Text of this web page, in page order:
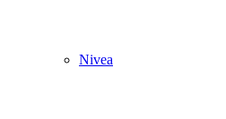
Nivea